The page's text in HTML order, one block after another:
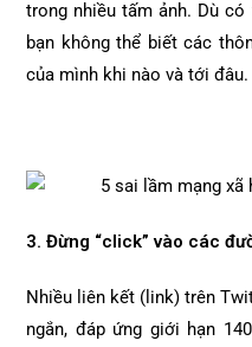
trong nhiều tấm ảnh. Dù
bạn không thể biết các
của mình khi nào và tới đâu.
3. Đừng “click” vào các
Nhiều liên kết (link) trên
ngắn, đáp ứng giới hạn